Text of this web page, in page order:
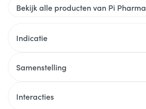
Bekijk alle producten van Pi Pharma
Indicatie
Samenstelling
Interacties